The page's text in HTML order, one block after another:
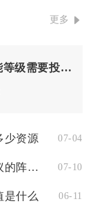
更多
二战风云技能等级需要投入大量时间吗
少资源 07-04
斗罗大陆有猫角色吗你能提供一些建议的阵容搭配吗 07-10
是什么 06-11